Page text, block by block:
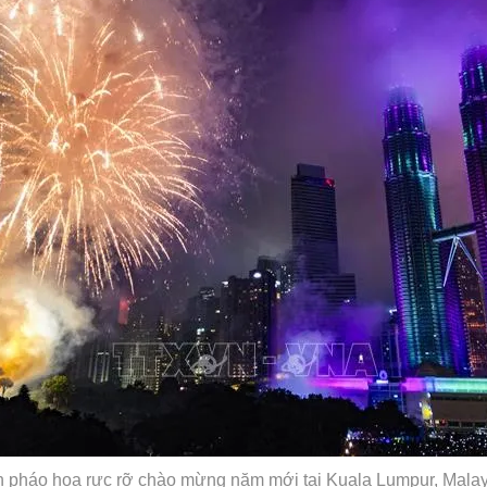
pháo hoa rực rỡ chào mừng năm mới tại Kuala Lumpur,